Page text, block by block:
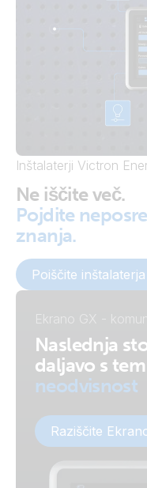
Inštalaterji Victron
Ne iščite več.
Pojdite
znanja.
Poiščite
Ekrano GX -
Naslednja
daljavo s
neodvisnost
Raziščite